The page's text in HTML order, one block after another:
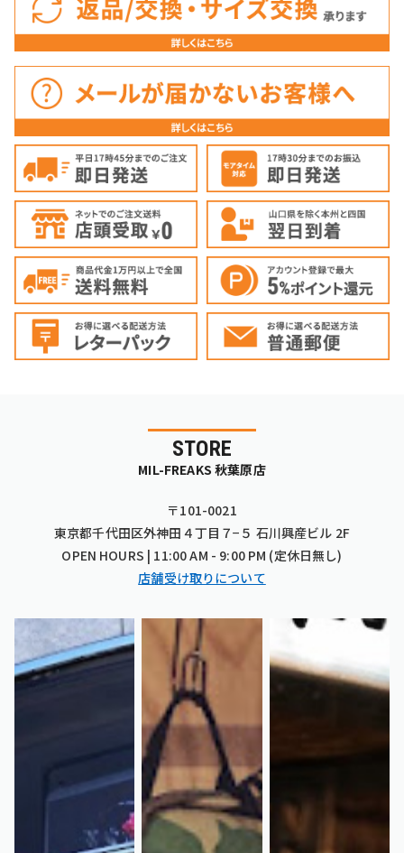
STORE
MIL-FREAKS 秋葉原店
〒101-0021
東京都千代田区外神田４丁目７−５ 石川興産ビル 2F
OPEN HOURS | 11:00 AM - 9:00 PM (定休日無し)
店舗受け取りについて